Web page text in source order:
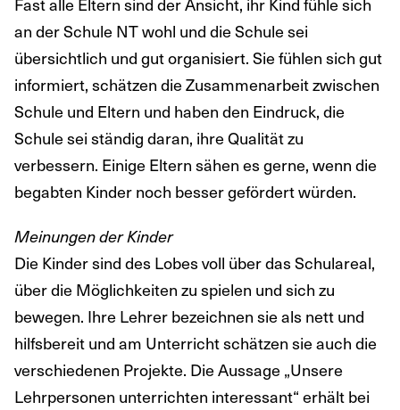
an der Schule NT wohl und die Schule sei
übersichtlich und gut organisiert. Sie fühlen sich gut
informiert, schätzen die Zusammenarbeit zwischen
Schule und Eltern und haben den Eindruck, die
Schule sei ständig daran, ihre Qualität zu
verbessern. Einige Eltern sähen es gerne, wenn die
begabten Kinder noch besser gefördert würden.
Meinungen der Kinder
Die Kinder sind des Lobes voll über das Schulareal,
über die Möglichkeiten zu spielen und sich zu
bewegen. Ihre Lehrer bezeichnen sie als nett und
hilfsbereit und am Unterricht schätzen sie auch die
verschiedenen Projekte. Die Aussage „Unsere
Lehrpersonen unterrichten interessant“ erhält bei